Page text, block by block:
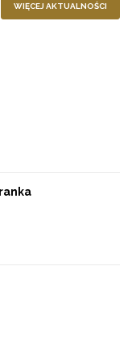
WIĘCEJ AKTUALNOŚCI